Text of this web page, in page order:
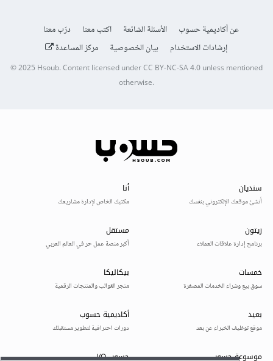
عن أكاديمية حسوب الأسئلة الشائعة اكتب معنا
درّب معنا
إرشادات الاستخدام
بيان الخصوصية مركز المساعدة
© 2025Hsoub.Content licensed underCC BY-NC-SA 4.0unless mentioned
otherwise.